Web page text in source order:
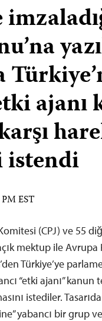
ajanı
istendi
EST
(CPJ) ve 55
mektup ile Avrupa
Türkiye’ye
“etki ajanı”
istediler.
yabancı bir grup